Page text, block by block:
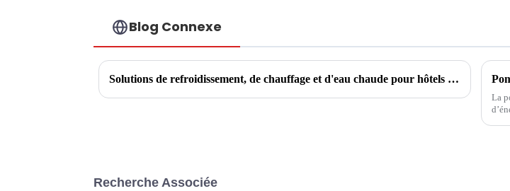
Blog Connexe
Solutions de refroidissement, de chauffage et d'eau chaude pour hôtels et écoles
La
Recherche Associée